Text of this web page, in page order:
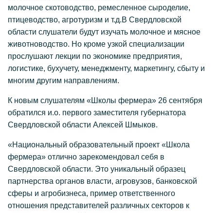
молочное скотоводство, ремесленное сыроделие,
птицеводство, агротуризм и т.д.В Свердловской
области слушатели будут изучать молочное и мясное
животноводство. Но кроме узкой специализации
прослушают лекции по экономике предприятия,
логистике, бухучету, менеджменту, маркетингу, сбыту и
многим другим направлениям.
К новым слушателям «Школы фермера» 26 сентября
обратился и.о. первого заместителя губернатора
Свердловской области Алексей Шмыков.
«Национальный образовательный проект «Школа
фермера» отлично зарекомендовал себя в
Свердловской области. Это уникальный образец
партнерства органов власти, агровузов, банковской
сферы и агробизнеса, пример ответственного
отношения представителей различных секторов к